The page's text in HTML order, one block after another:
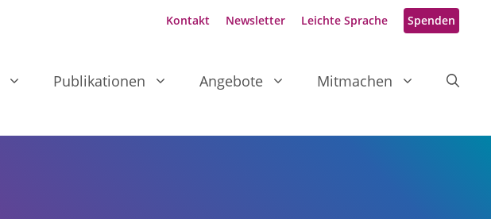
Kontakt Newsletter Leichte Sprache Spenden
Publikationen Angebote Mitmachen